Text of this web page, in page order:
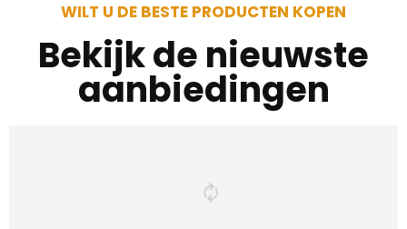
WILT U DE BESTE PRODUCTEN KOPEN
Bekijk de nieuwste
aanbiedingen